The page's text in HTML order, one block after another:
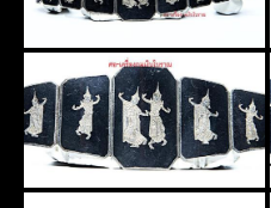
ติดต่อเรา
Thai